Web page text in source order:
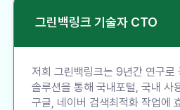
그린백링크 기술자 CTO
저희 그린백링크는 9년간 연구로
솔루션을 통해 국내포털, 국내 사
구글, 네이버 검색최적화 작업에